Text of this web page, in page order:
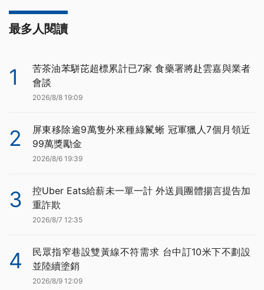
最多人閱讀
1
苦茶油苯駢芘超標累計已7家 食藥署將赴雲嘉與業者
會談
2026/8/8 19:09
2
屏東移除逾9萬隻外來種綠鬣蜥 冠軍獵人7個月領近
99萬獎勵金
2026/8/6 19:39
3
控Uber Eats給薪未一單一計 外送員團體揚言提告加
重詐欺
2026/8/7 12:35
4
民眾指窄巷設雙黃線不符需求 台中訂10米下不劃設
並陸續塗銷
2026/8/9 12:09